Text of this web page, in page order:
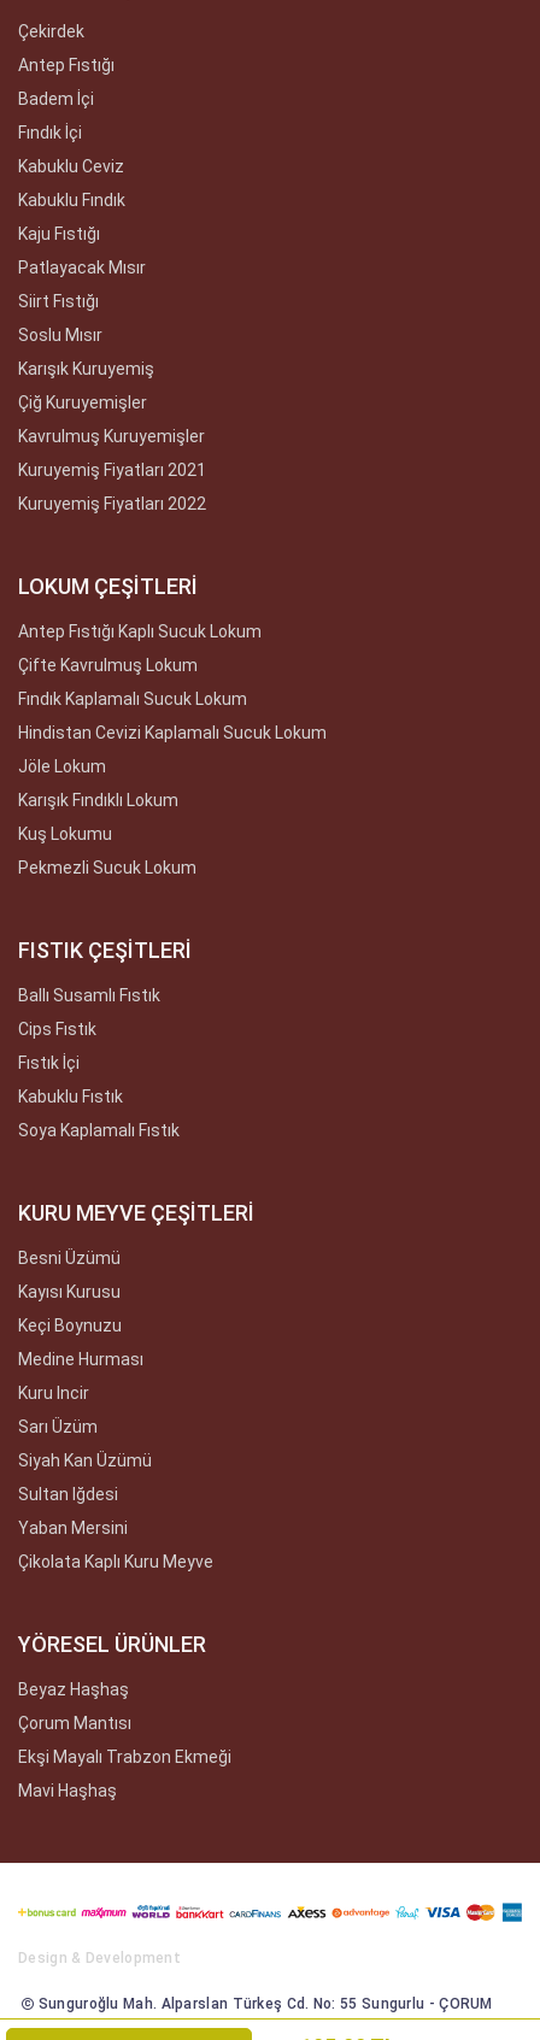
Çekirdek
Antep Fıstığı
Badem İçi
Fındık İçi
Kabuklu Ceviz
Kabuklu Fındık
Kaju Fıstığı
Patlayacak Mısır
Siirt Fıstığı
Soslu Mısır
Karışık Kuruyemiş
Çiğ Kuruyemişler
Kavrulmuş Kuruyemişler
Kuruyemiş Fiyatları 2021
Kuruyemiş Fiyatları 2022
LOKUM ÇEŞİTLERİ
Antep Fıstığı Kaplı Sucuk Lokum
Çifte Kavrulmuş Lokum
Fındık Kaplamalı Sucuk Lokum
Hindistan Cevizi Kaplamalı Sucuk Lokum
Jöle Lokum
Karışık Fındıklı Lokum
Kuş Lokumu
Pekmezli Sucuk Lokum
FISTIK ÇEŞİTLERİ
Ballı Susamlı Fıstık
Cips Fıstık
Fıstık İçi
Kabuklu Fıstık
Soya Kaplamalı Fıstık
KURU MEYVE ÇEŞİTLERİ
Besni Üzümü
Kayısı Kurusu
Keçi Boynuzu
Medine Hurması
Kuru Incir
Sarı Üzüm
Siyah Kan Üzümü
Sultan Iğdesi
Yaban Mersini
Çikolata Kaplı Kuru Meyve
YÖRESEL ÜRÜNLER
Beyaz Haşhaş
Çorum Mantısı
Ekşi Mayalı Trabzon Ekmeği
Mavi Haşhaş
Design & Development
Sunguroğlu Mah. Alparslan Türkeş Cd. No: 55 Sungurlu - ÇORUM
Tüm Hakları Saklıdır 2021